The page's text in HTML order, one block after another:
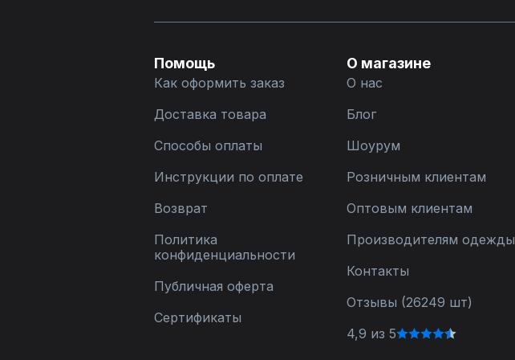
Помощь
Как оформить заказ
Доставка товара
Способы оплаты
Инструкции по оплате
Возврат
Политика
конфиденциальности
Публичная оферта
Сертификаты
О магазине
О нас
Блог
Шоурум
Розничным клиентам
Оптовым клиентам
Производителям одежды
Контакты
Отзывы (26249 шт)
4,9 из 5